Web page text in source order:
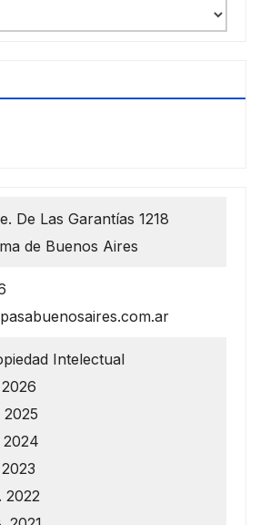
De Las Garantías 1218
de Buenos Aires
Intelectual
2025
2024
2022